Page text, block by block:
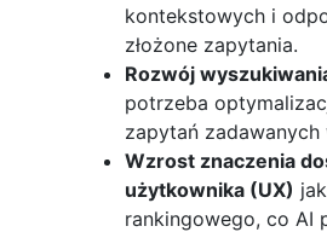
kontekstowych i
złożone zapytania.
Rozwój
potrzeba
zapytań
Wzrost znaczenia
użytkownika (UX)
rankingowego, co AI